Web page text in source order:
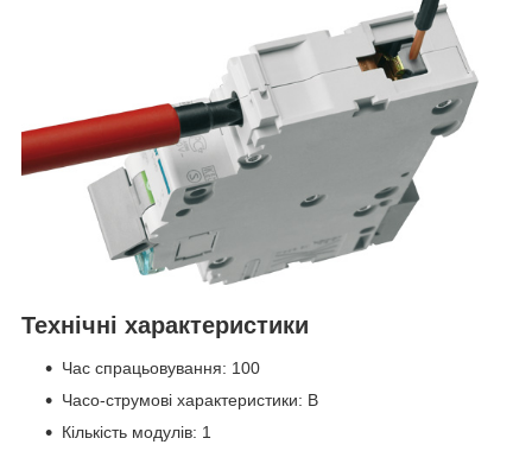
Технічні характеристики
Час спрацьовування: 100
Часо-струмові характеристики: B
Кількість модулів: 1